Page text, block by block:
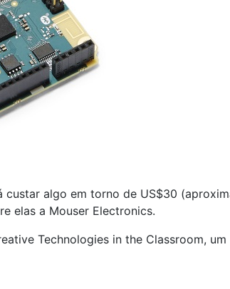
algo em torno de US$30
elas a Mouser Electronics.
Technologies in the Classroom,